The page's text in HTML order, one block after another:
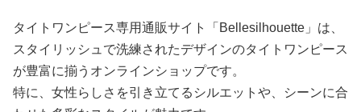
タイトワンピース専用通販サイト「Bellesilhouette」は、
スタイリッシュで洗練されたデザインのタイトワンピース
が豊富に揃うオンラインショップです。
特に、女性らしさを引き立てるシルエットや、シーンに合